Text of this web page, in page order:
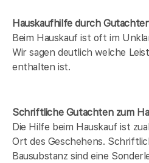
Hauskaufhilfe durch Gutachter
Beim Hauskauf ist oft im
Wir sagen deutlich welche
enthalten ist.
Schriftliche Gutachten zum
Die Hilfe beim Hauskauf ist
Ort des Geschehens.
Bausubstanz sind eine